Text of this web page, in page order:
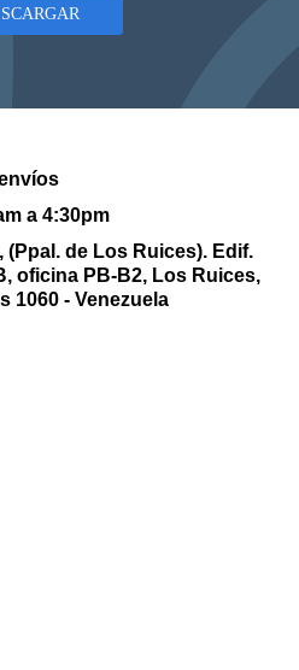
a 4:30pm
de Los Ruices). Edif.
oficina PB-B2, Los Ruices,
1060 - Venezuela